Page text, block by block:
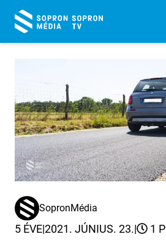
SopronMédia
5 ÉVE|2021. JÚNIUS. 23.| 1